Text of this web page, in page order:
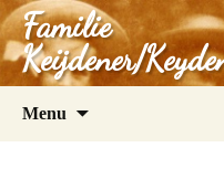
Familie
Keijdener/
Menu